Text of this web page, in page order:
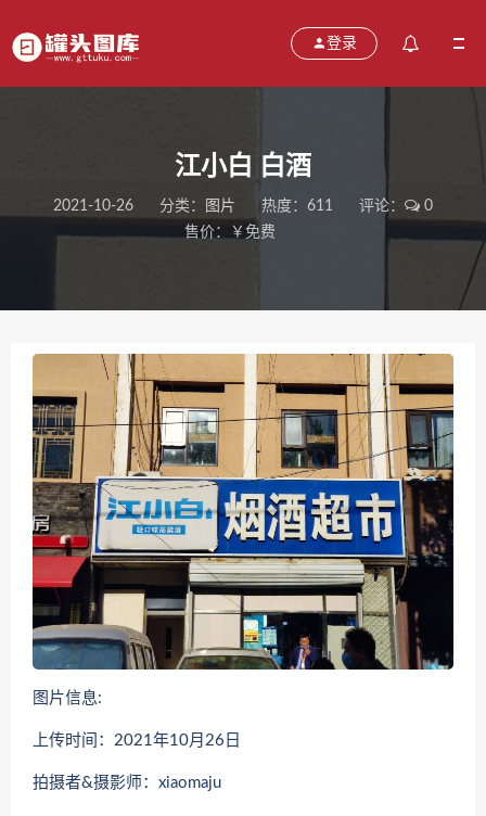
登录
江小白 白酒
2021-10-26 分类： 图片 热度：611 评论：
0
售价：￥免费
图片信息:
上传时间：2021年10月26日
拍摄者&摄影师：xiaomaju